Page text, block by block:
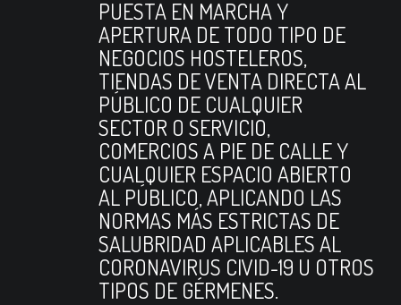
PUESTA EN MARCHA Y
APERTURA DE TODO TIPO DE
NEGOCIOS HOSTELEROS,
TIENDAS DE VENTA DIRECTA AL
PÚBLICO DE CUALQUIER
SECTOR O SERVICIO,
COMERCIOS A PIE DE CALLE Y
CUALQUIER ESPACIO ABIERTO
AL PÚBLICO, APLICANDO LAS
NORMAS MÁS ESTRICTAS DE
SALUBRIDAD APLICABLES AL
CORONAVIRUS CIVID-19 U OTROS
TIPOS DE GÉRMENES.